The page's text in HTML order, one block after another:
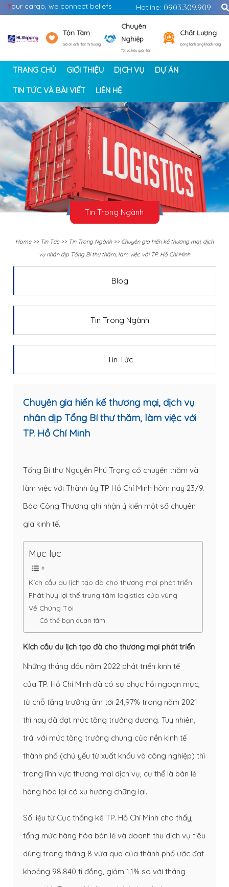
Your cargo, we connect beliefs Hotline: 0903.309.909
Tận Tâm
Giá ổn định nhất thị trường
Chuyên
Nghiệp
Tốt và hiệu quả nhất
Chất Lượng
Đồng hành cùng khách hàng
TRANG CHỦ GIỚI THIỆU DỊCH VỤ DỰ ÁN
TIN TỨC VÀ BÀI VIẾT LIÊN HỆ
< >
Tin Trong Ngành
Home>> Tin Tức>> Tin Trong Ngành>> Chuyên gia hiến kế thương mại, dịch
vụ nhân dịp Tổng Bí thư thăm, làm việc với TP. Hồ Chí Minh
Blog
Tin Trong Ngành
Tin Tức
Chuyên gia hiến kế thương mại, dịch vụ
nhân dịp Tổng Bí thư thăm, làm việc với
TP. Hồ Chí Minh
Tổng Bí thư Nguyễn Phú Trọng có chuyến thăm và
làm việc với Thành ủy TP Hồ Chí Minh hôm nay 23/9.
Báo Công Thương ghi nhận ý kiến một số chuyên
gia kinh tế.
Mục lục
Kích cầu du lịch tạo đà cho thương mại phát triển
Phát huy lợi thế trung tâm logistics của vùng
Về Chúng Tôi
Có thể bạn quan tâm:
Kích cầu du lịch tạo đà cho thương mại phát triển
Những tháng đầu năm 2022 phát triển kinh tế
của TP. Hồ Chí Minh đã có sự phục hồi ngoạn mục,
từ chỗ tăng trưởng âm tới 24,97% trong năm 2021
thì nay đã đạt mức tăng trưởng dương. Tuy nhiên,
trái với mức tăng trưởng chung của nền kinh tế
thành phố (chủ yếu từ xuất khẩu và công nghiệp) thì
trong lĩnh vực thương mại dịch vụ, cụ thể là bán lẻ
hàng hóa lại có xu hướng chững lại.
Số liệu từ Cục thống kê TP. Hồ Chí Minh cho thấy,
tổng mức hàng hóa bán lẻ và doanh thu dịch vụ tiêu
dùng trong tháng 8 vừa qua của thành phố ước đạt
khoảng 98.840 tỉ đồng, giảm 1,1% so với tháng